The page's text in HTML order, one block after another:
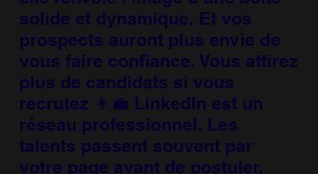
solide et dynamique. Et vos
prospects auront plus envie de
vous faire confiance. Vous attirez
plus de candidats si vous
recrutez 👩‍💼 LinkedIn est un
réseau professionnel. Les
talents passent souvent par
votre page avant de postuler.